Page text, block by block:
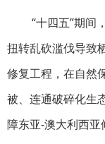
“十四五”期间
扭转乱砍滥伐导致
修复工程，在自然
被、连通破碎化生
障东亚-澳大利西亚